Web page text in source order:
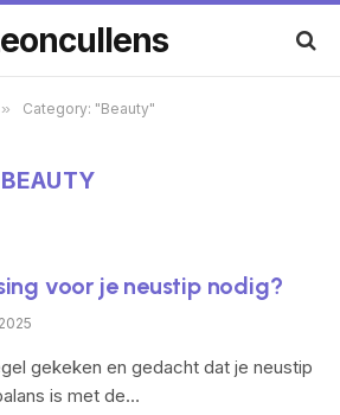
» Category: "Beauty"
BEAUTY
voor je neustip nodig?
gekeken en gedacht dat je neustip
is met de…